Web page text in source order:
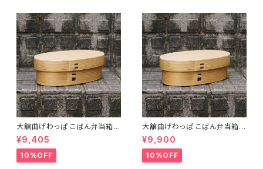
大舘曲げわっぱ こばん弁当箱
（小） りょうび庵 秋田県大舘市
【伝統的工芸品】【民藝品】【ギフ
ト プレゼント】【父の日 お誕生
日】
¥9,405
10%OFF
大舘曲げわっぱ こばん弁当箱
（中） りょうび庵 秋田県大舘市
【伝統的工芸品】【民藝品】【ギフ
ト プレゼント】【父の日 お誕生
日】
¥9,900
10%OFF